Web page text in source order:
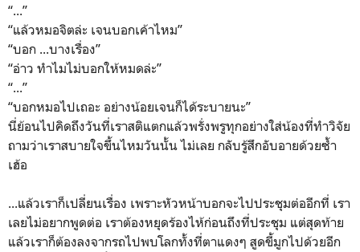
“...”
“แล้วหมอจิตล่ะ เจนบอกเค้าไหม”
“บอก ...บางเรื่อง”
“อ่าว ทำไมไม่บอกให้หมดล่ะ”
“...”
“บอกหมอไปเถอะ อย่างน้อยเจนก็ได้ระบายนะ”
นี่ย้อนไปคิดถึงวันที่เราสติแตกแล้วพรั่งพรูทุกอย่างใส่น้องที่ทำวิจัย
ถามว่าเราสบายใจขึ้นไหมวันนั้น ไม่เลย กลับรู้สึกอับอายด้วยซ้ำ
เฮ้อ
...แล้วเราก็เปลี่ยนเรื่อง เพราะหัวหน้าบอกจะไปประชุมต่ออีกที่ เรา
เลยไม่อยากพูดต่อ เราต้องหยุดร้องไห้ก่อนถึงที่ประชุม แต่สุดท้าย
แล้วเราก็ต้องลงจากรถไปพบโลกทั้งที่ตาแดงๆ สูดขี้มูกไปด้วยอีก